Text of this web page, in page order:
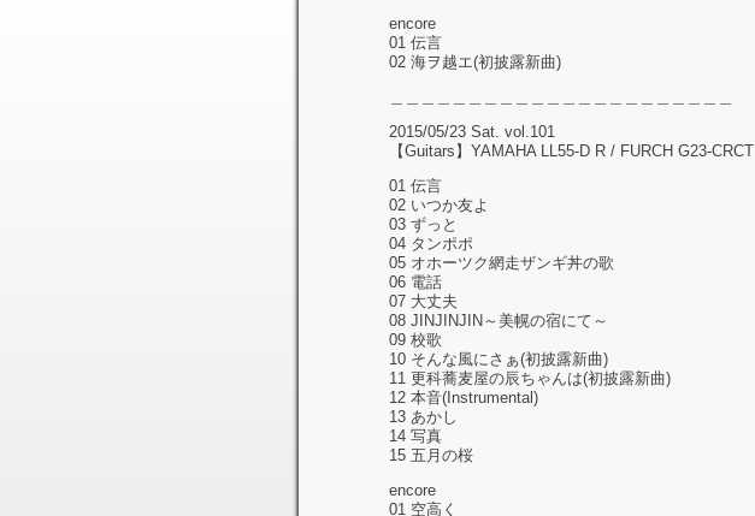
encore
01 伝言
02 海ヲ越エ(初披露新曲)
2015/05/23 Sat. vol.101
【Guitars】YAMAHA LL55-D R / FURCH G23-CRCT
01 伝言
02 いつか友よ
03 ずっと
04 タンポポ
05 オホーツク網走ザンギ丼の歌
06 電話
07 大丈夫
08 JINJINJIN～美幌の宿にて～
09 校歌
10 そんな風にさぁ(初披露新曲)
11 更科蕎麦屋の辰ちゃんは(初披露新曲)
12 本音(Instrumental)
13 あかし
14 写真
15 五月の桜
encore
01 空高く